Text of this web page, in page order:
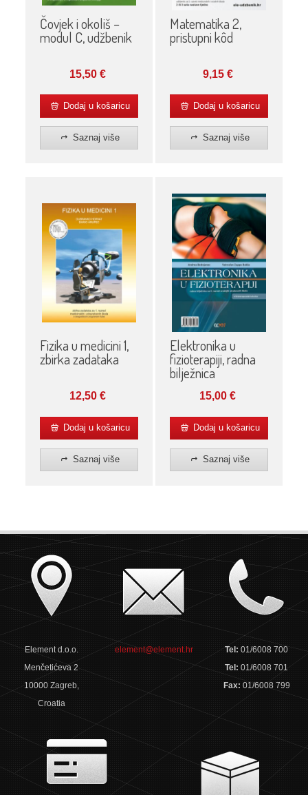
Čovjek i okoliš –
modul C, udžbenik
15,50€
Dodaj u košaricu
Saznaj više
Matematika 2,
pristupni kôd
9,15 €
Dodaj u košaricu
Saznaj više
Fizika u medicini 1,
zbirka zadataka
12,50€
Dodaj u košaricu
Saznaj više
Elektronika u
fizioterapiji, radna
bilježnica
15,00€
Dodaj u košaricu
Saznaj više
Element d.o.o.
Menčetićeva 2
10000 Zagreb,
Croatia
element@element.hr Tel:01/6008 700
Tel:01/6008 701
Fax: 01/6008 799